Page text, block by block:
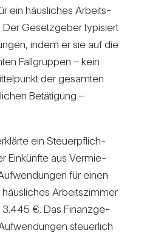
ein häus­li­ches Arbeits­
Gesetz­geber typi­siert
indem er sie auf die
Fall­gruppen – kein
der gesamten
Betä­ti­gung –
ein Steu­er­pflich­
Ein­künfte aus Ver­mie­
für einen
häus­li­ches Arbeits­zimmer
3.445 €. Das Finanz­ge­
steu­er­lich